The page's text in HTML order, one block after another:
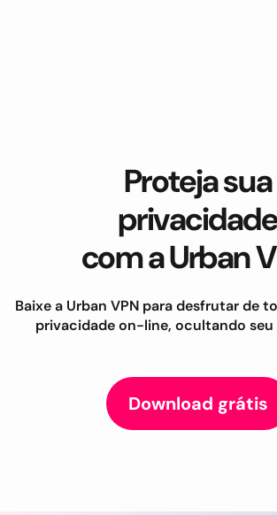
Proteja sua
privacidade
com a Urban
Baixe a Urban VPN para desfrutar de
privacidade on-line, ocultando seu
Download grátis